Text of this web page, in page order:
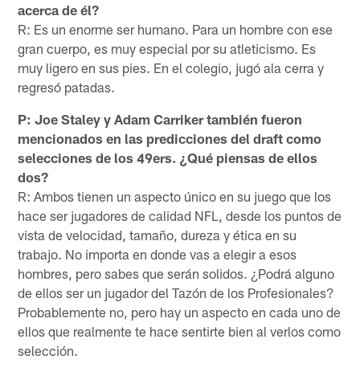
acerca de él?
R: Es un enorme ser humano. Para un hombre con ese
gran cuerpo, es muy especial por su atleticismo. Es
muy ligero en sus pies. En el colegio, jugó ala cerra y
regresó patadas.
P: Joe Staley y Adam Carriker también fueron
mencionados en las predicciones del draft como
selecciones de los 49ers. ¿Qué piensas de ellos
dos?
R: Ambos tienen un aspecto único en su juego que los
hace ser jugadores de calidad NFL, desde los puntos de
vista de velocidad, tamaño, dureza y ética en su
trabajo. No importa en donde vas a elegir a esos
hombres, pero sabes que serán solidos. ¿Podrá alguno
de ellos ser un jugador del Tazón de los Profesionales?
Probablemente no, pero hay un aspecto en cada uno de
ellos que realmente te hace sentirte bien al verlos como
selección.